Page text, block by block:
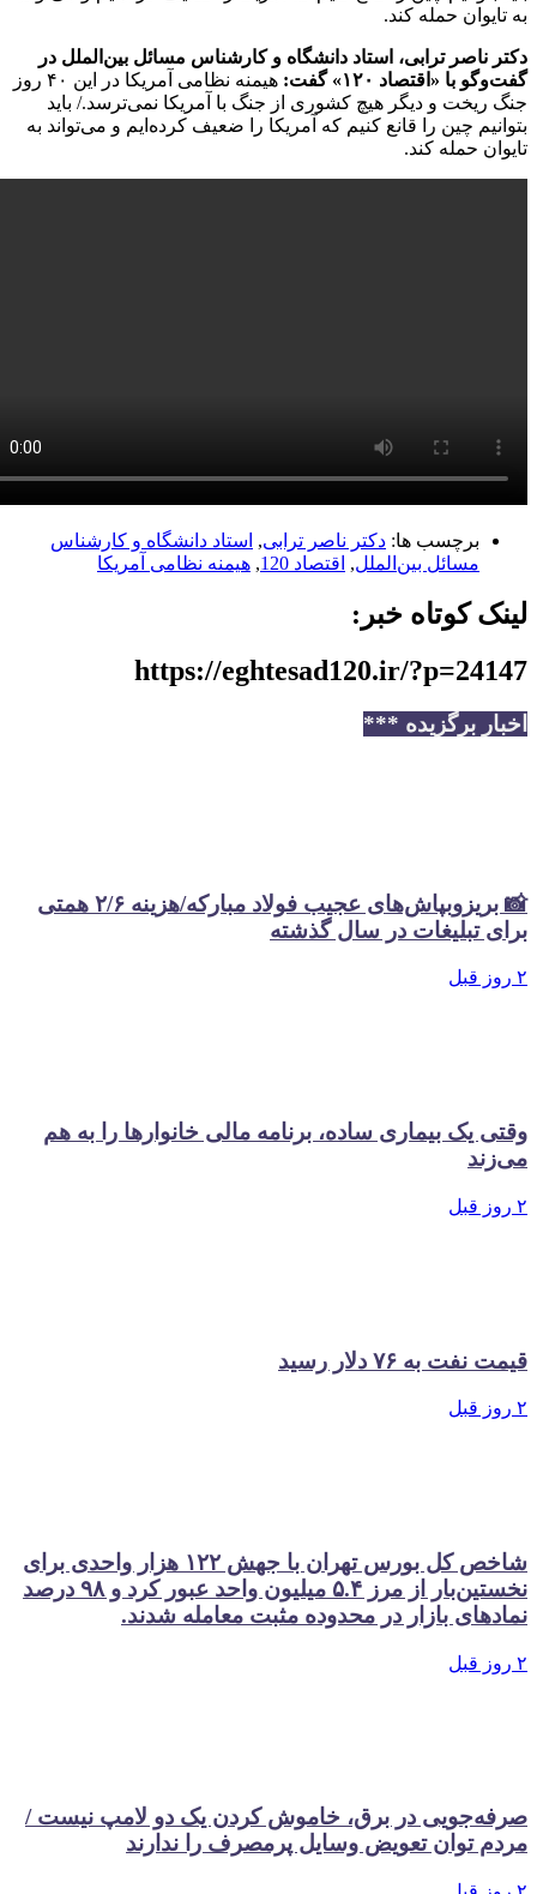
حمله کند.
ترابی، استاد دانشگاه و کارشناس مسائل بین‌الملل در
«اقتصاد ۱۲۰» گفت:
هیمنه نظامی آمریکا در این ۴۰ روز
و دیگر هیچ کشوری از جنگ با آمریکا نمی‌ترسد./ باید
چین را قانع کنیم که آمریکا را ضعیف کرده‌ایم و می‌تواند به
حمله کند.
برچسب ها:دکتر ناصر ترابی ,استاد دانشگاه و کارشناس
مسائل بین‌الملل, اقتصاد 120 ,هیمنه نظامی آمریکا
کوتاه خبر:
https://eghtesad120.ir/
برگزیده ***
📸 بریزوبپاش‌های عجیب فولاد مبارکه/هزینه ۲/۶ همتی
تبلیغات در سال گذشته
یک بیماری ساده، برنامه مالی خانوارها را به هم
به ۷۶ دلار رسید
شاخص کل بورس تهران با جهش ۱۲۲ هزار واحدی برای
نخستین‌بار از مرز ۵.۴ میلیون واحد عبور کرد و ۹۸ درصد
بازار در محدوده مثبت معامله شدند.
در برق، خاموش کردن یک دو لامپ نیست /
توان تعویض وسایل پرمصرف را ندارند